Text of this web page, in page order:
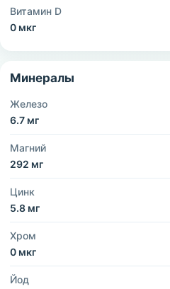
Витамин D
0 мкг
Минералы
Железо
6.7 мг
Магний
292 мг
Цинк
5.8 мг
Хром
0 мкг
Йод